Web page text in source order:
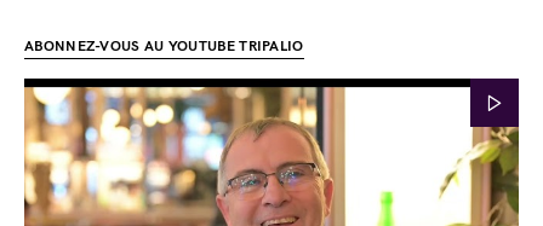
ABONNEZ-VOUS AU YOUTUBE TRIPALIO